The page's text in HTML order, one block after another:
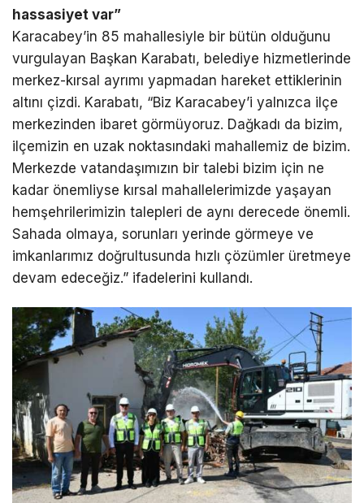
hassasiyet var”
Karacabey’in 85 mahallesiyle bir bütün olduğunu
vurgulayan Başkan Karabatı, belediye hizmetlerinde
merkez-kırsal ayrımı yapmadan hareket ettiklerinin
altını çizdi. Karabatı, “Biz Karacabey’i yalnızca ilçe
merkezinden ibaret görmüyoruz. Dağkadı da bizim,
ilçemizin en uzak noktasındaki mahallemiz de bizim.
Merkezde vatandaşımızın bir talebi bizim için ne
kadar önemliyse kırsal mahallelerimizde yaşayan
hemşehrilerimizin talepleri de aynı derecede önemli.
Sahada olmaya, sorunları yerinde görmeye ve
imkanlarımız doğrultusunda hızlı çözümler üretmeye
devam edeceğiz.” ifadelerini kullandı.